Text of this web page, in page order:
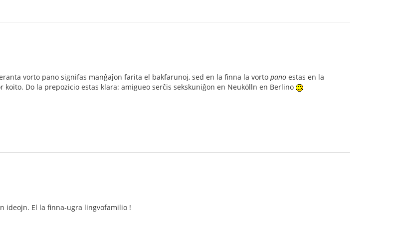
vorto pano signifas manĝaĵon farita el bakfarunoj, sed en la finna la vorto pano estas en la
Do la prepozicio estas klara: amigueo serĉis sekskuniĝon en Neukölln en Berlino
ideojn. El la finna-ugra lingvofamilio !